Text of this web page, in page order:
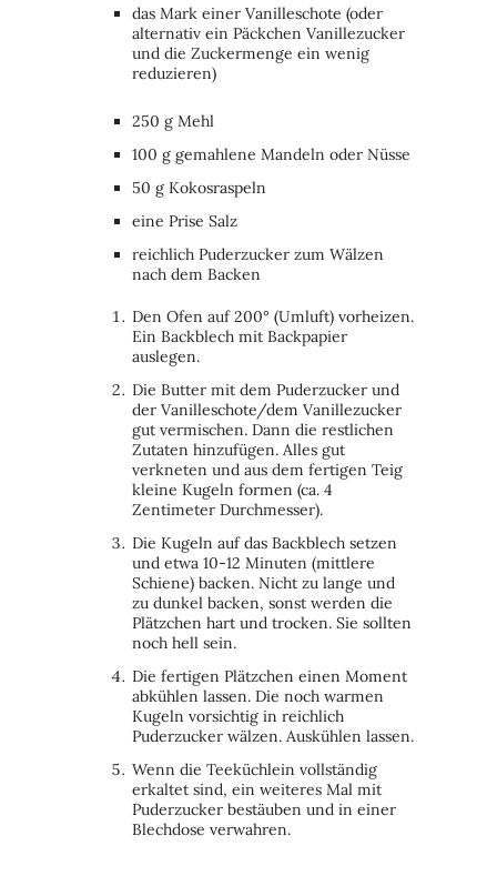
das Mark einer Vanilleschote (oder
alternativ ein Päckchen Vanillezucker
und die Zuckermenge ein wenig
reduzieren)
250 g Mehl
100 g gemahlene Mandeln oder Nüsse
50 g Kokosraspeln
eine Prise Salz
reichlich Puderzucker zum Wälzen
nach dem Backen
Den Ofen auf 200° (Umluft) vorheizen.
Ein Backblech mit Backpapier
auslegen.
Die Butter mit dem Puderzucker und
der Vanilleschote/dem Vanillezucker
gut vermischen. Dann die restlichen
Zutaten hinzufügen. Alles gut
verkneten und aus dem fertigen Teig
kleine Kugeln formen (ca. 4
Zentimeter Durchmesser).
Die Kugeln auf das Backblech setzen
und etwa 10-12 Minuten (mittlere
Schiene) backen. Nicht zu lange und
zu dunkel backen, sonst werden die
Plätzchen hart und trocken. Sie sollten
noch hell sein.
Die fertigen Plätzchen einen Moment
abkühlen lassen. Die noch warmen
Kugeln vorsichtig in reichlich
Puderzucker wälzen. Auskühlen lassen.
Wenn die Teeküchlein vollständig
erkaltet sind, ein weiteres Mal mit
Puderzucker bestäuben und in einer
Blechdose verwahren.